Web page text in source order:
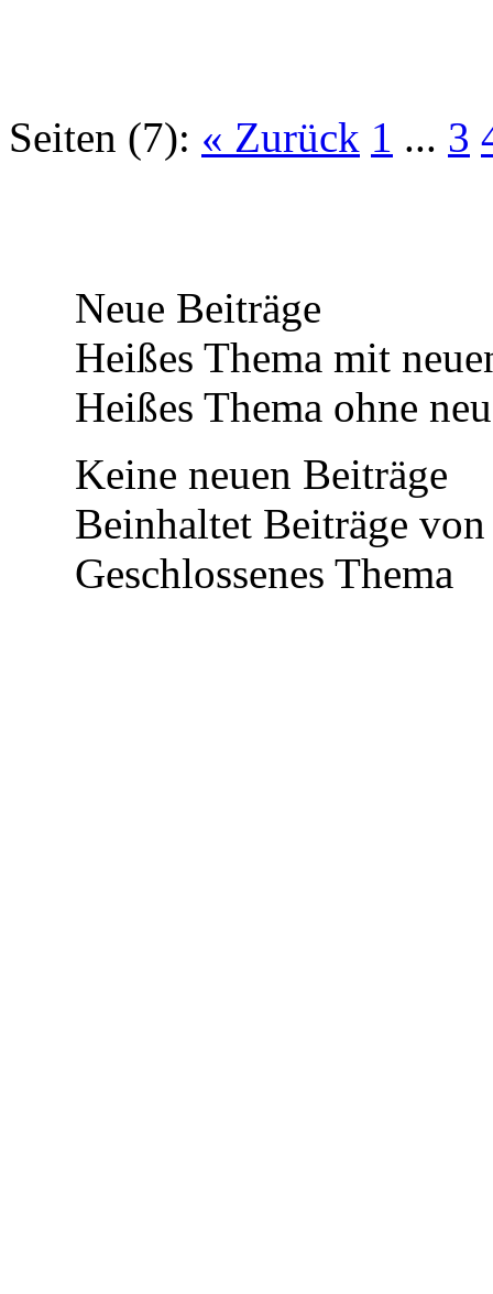
Seiten (7): « Zurück 1 ... 3
Neue Beiträge
Heißes Thema mit
Heißes Thema ohne
Keine neuen Beiträge
Beinhaltet Beiträge
Geschlossenes Thema